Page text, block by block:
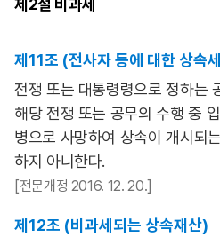
제2절 비과세
제11조 (전사자 등에 대한 상속
전쟁 또는 대통령령으로 정하는
해당 전쟁 또는 공무의 수행 중
병으로 사망하여 상속이 개시되
하지 아니한다.
[전문개정 2016. 12. 20.]
제12조 (비과세되는 상속재산)